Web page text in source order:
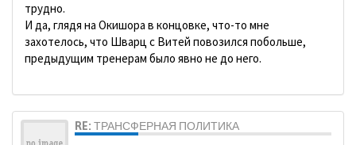
трудно.
И да, глядя на Окишора в концовке, что-то мне
захотелось, что Шварц с Витей повозился побольше,
предыдущим тренерам было явно не до него.
RE: ТРАНСФЕРНАЯ ПОЛИТИКА